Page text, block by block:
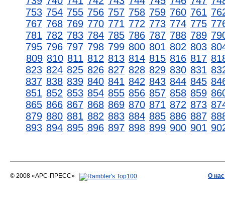
753 754 755 756 757 758 759 760 761
767 768 769 770 771 772 773 774 775
781 782 783 784 785 786 787 788 789
795 796 797 798 799 800 801 802 803
809 810 811 812 813 814 815 816 817
823 824 825 826 827 828 829 830 831
837 838 839 840 841 842 843 844 845
851 852 853 854 855 856 857 858 859
865 866 867 868 869 870 871 872 873
879 880 881 882 883 884 885 886 887
893 894 895 896 897 898 899 900 901
© 2008 «АРС-ПРЕСС» О нас